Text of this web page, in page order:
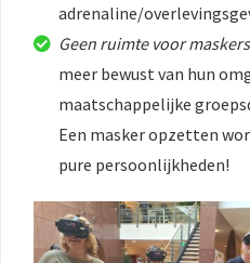
adrenaline/
Geen ruimte voor
meer bewust van hun
maatschappelijke
Een masker opzetten
pure persoonlijkheden!